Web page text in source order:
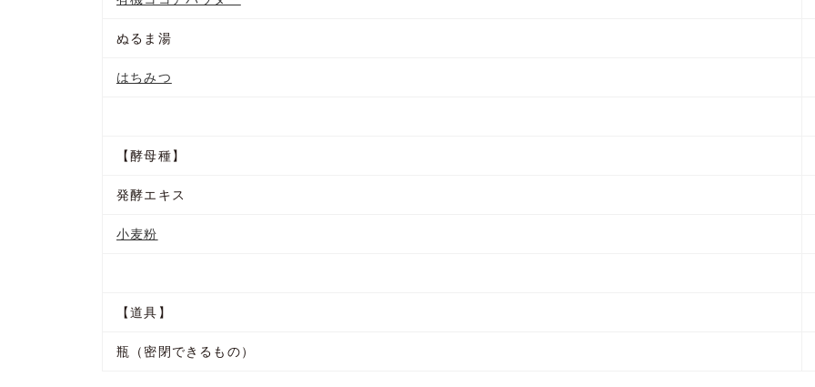
ぬるま湯
はちみつ
【酵母種】
発酵エキス
小麦粉
【道具】
瓶（密閉できるもの）